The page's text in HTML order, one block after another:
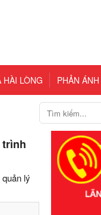
HÀI LÒNG PHẢN
lý